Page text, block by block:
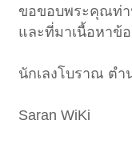
ขอขอบพระคุณท่า
และที่มาเนื้อหาข้
นักเลงโบราณ ตำ
Saran WiKi